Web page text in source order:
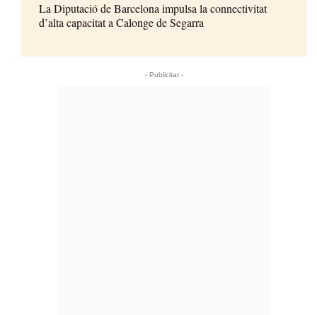
La Diputació de Barcelona impulsa la connectivitat
d’alta capacitat a Calonge de Segarra
- Publicitat -